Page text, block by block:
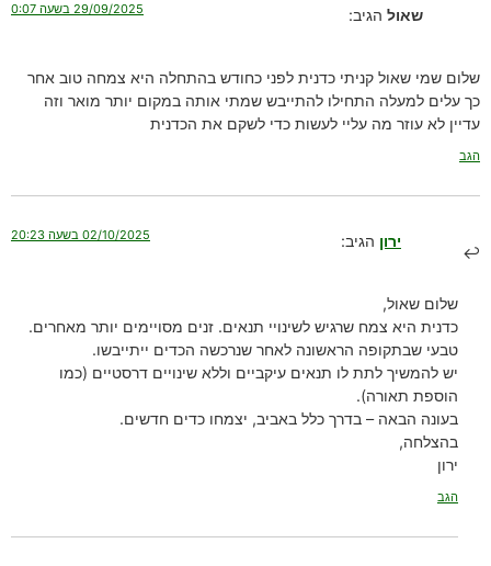
שאול הגיב: 29/09/2025 בשעה 0:07
שלום שמי שאול קניתי כדנית לפני כחודש בהתחלה היא צמחה טוב אחר
כך עלים למעלה התחילו להתייבש שמתי אותה במקום יותר מואר וזה
עדיין לא עוזר מה עליי לעשות כדי לשקם את הכדנית
הגב
ירון הגיב: 02/10/2025 בשעה 20:23
שלום שאול,
כדנית היא צמח שרגיש לשינויי תנאים. זנים מסויימים יותר מאחרים.
טבעי שבתקופה הראשונה לאחר שנרכשה הכדים ייתייבשו.
יש להמשיך לתת לו תנאים עיקביים וללא שינויים דרסטיים (כמו
הוספת תאורה).
בעונה הבאה – בדרך כלל באביב, יצמחו כדים חדשים.
בהצלחה,
ירון
הגב